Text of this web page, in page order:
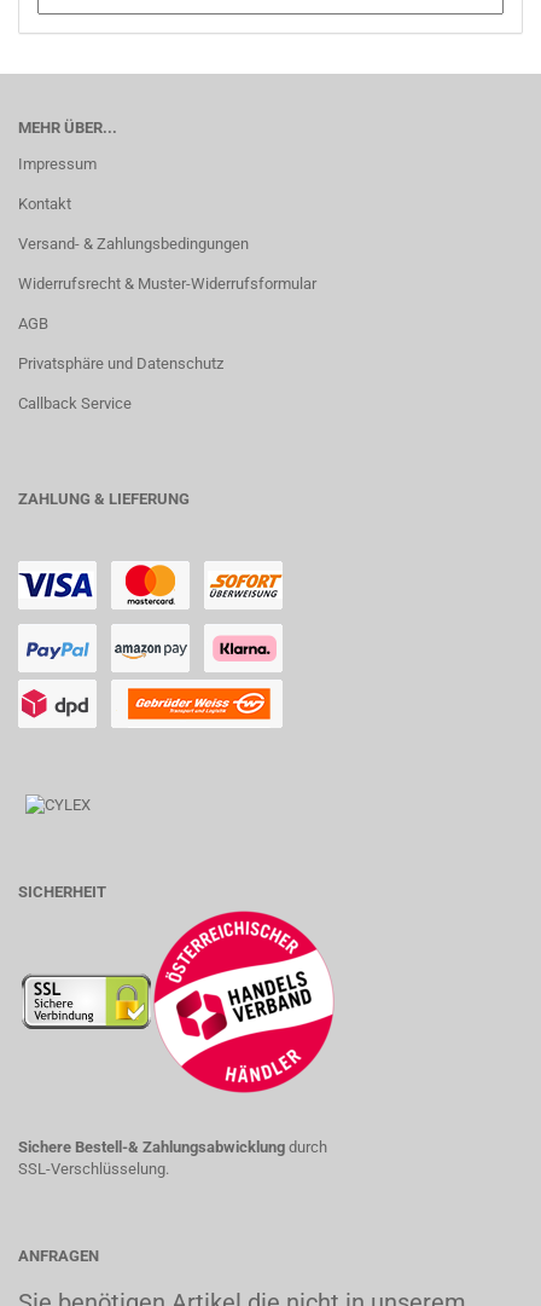
MEHR ÜBER...
Impressum
Kontakt
Versand- & Zahlungsbedingungen
Widerrufsrecht & Muster-Widerrufsformular
AGB
Privatsphäre und Datenschutz
Callback Service
ZAHLUNG & LIEFERUNG
SICHERHEIT
Sichere Bestell-& Zahlungsabwicklung durch
SSL-Verschlüsselung.
ANFRAGEN